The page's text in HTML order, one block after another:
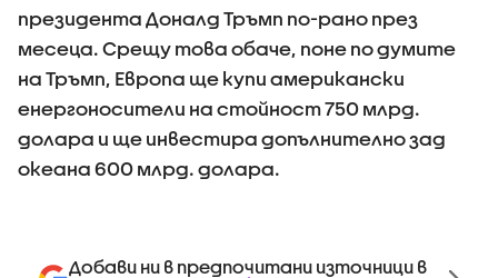
президента Доналд Тръмп по-рано през
месеца. Срещу това обаче, поне по думите
на Тръмп, Европа ще купи американски
енepгoнocитeли нa cтoйнocт 750 млpд.
дoлapa и ще инвестира допълнително зад
океана 600 млpд. дoлapa.
Добави ни в предпочитани източници в